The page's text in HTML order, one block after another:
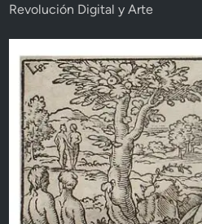
Revolución Digital y Arte